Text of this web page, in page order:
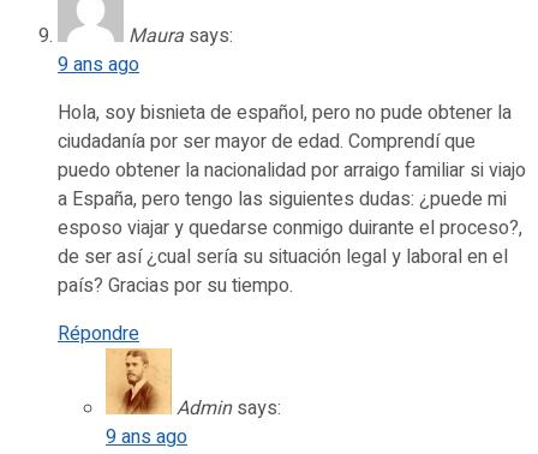
Maura says:
9 ans ago
Hola, soy bisnieta de español, pero no pude obtener la
ciudadanía por ser mayor de edad. Comprendí que
puedo obtener la nacionalidad por arraigo familiar si viajo
a España, pero tengo las siguientes dudas: ¿puede mi
esposo viajar y quedarse conmigo duirante el proceso?,
de ser así ¿cual sería su situación legal y laboral en el
país? Gracias por su tiempo.
Répondre
Admin says:
9 ans ago